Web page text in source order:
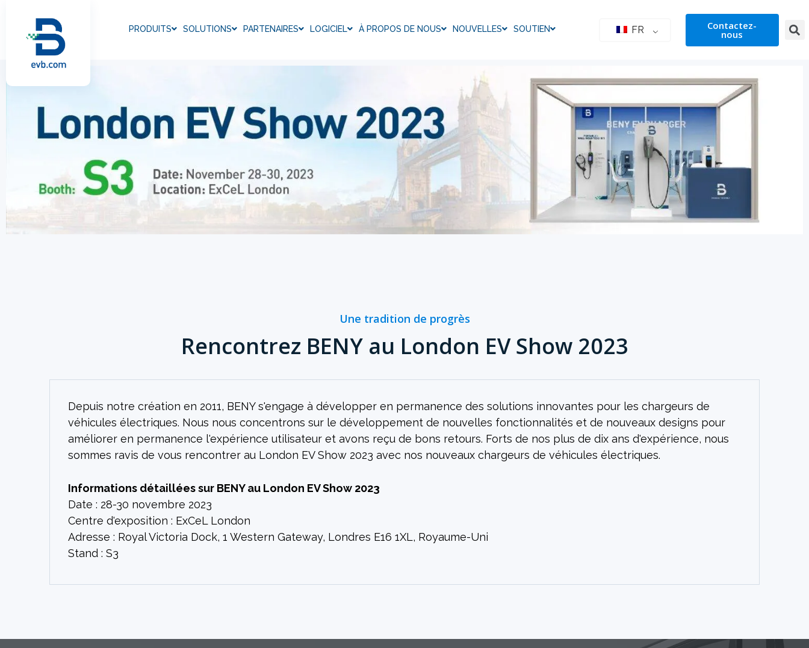
PRODUITS SOLUTIONS PARTENAIRES LOGICIEL À PROPOS DE NOUS NOUVELLES SOUTIEN FR Contactez-
nous
Une tradition de progrès
Rencontrez BENY au London EV Show 2023
Depuis notre création en 2011, BENY s'engage à développer en permanence des solutions innovantes pour les chargeurs de
véhicules électriques. Nous nous concentrons sur le développement de nouvelles fonctionnalités et de nouveaux designs pour
améliorer en permanence l'expérience utilisateur et avons reçu de bons retours. Forts de nos plus de dix ans d'expérience, nous
sommes ravis de vous rencontrer au London EV Show 2023 avec nos nouveaux chargeurs de véhicules électriques.
Informations détaillées sur BENY au London EV Show 2023
Date : 28-30 novembre 2023
Centre d'exposition : ExCeL London
Adresse : Royal Victoria Dock, 1 Western Gateway, Londres E16 1XL, Royaume-Uni
Stand : S3